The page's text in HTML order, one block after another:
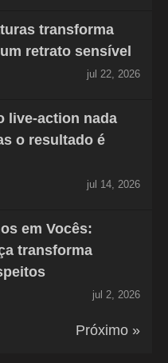
transforma
retrato sensível
jul 22, 2026
live-action nada
o resultado é
jul 14, 2026
em Vocês:
transforma
jul 2, 2026
Próximo »